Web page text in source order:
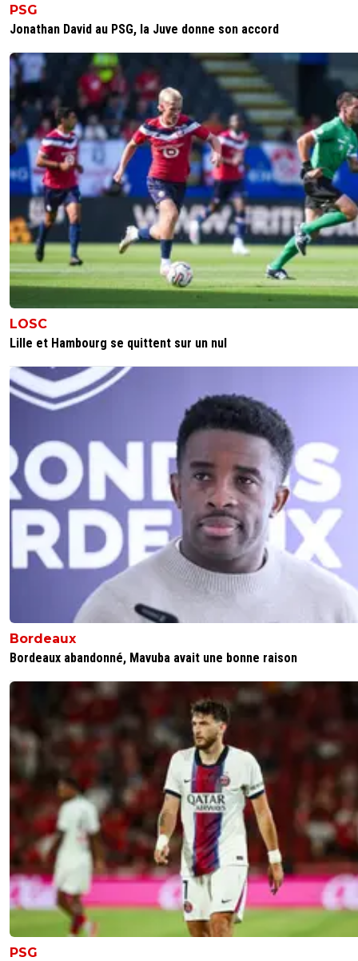
PSG
Jonathan David au PSG, la Juve donne son accord
LOSC
Lille et Hambourg se quittent sur un nul
Bordeaux
Bordeaux abandonné, Mavuba avait une bonne raison
PSG